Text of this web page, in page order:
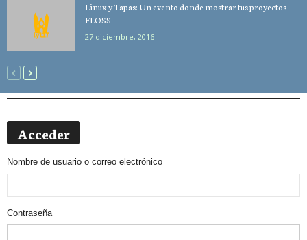
Linux y Tapas: Un evento donde mostrar tus proyectos
FLOSS
27 diciembre, 2016
Acceder
Nombre de usuario o correo electrónico
Contraseña